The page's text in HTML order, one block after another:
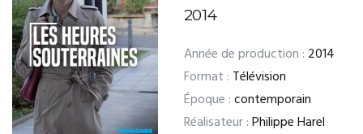
2014
Année de production : 2014
Format : Télévision
Époque :contemporain
Réalisateur :Philippe Harel